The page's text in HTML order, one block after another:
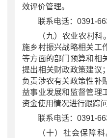
效评价管理。
联系电话：0391-
（九）农业农村
施乡村振兴战略相关工
等方面的部门预算和相
提出相关财政政策建议
负责涉农有关政策性补
益事业发展和监督管理
资金使用情况进行跟踪
联系电话：0391-
（十）社会保障